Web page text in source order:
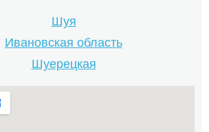
Шуя
Ивановская область
Шуерецкая